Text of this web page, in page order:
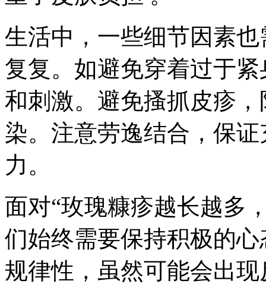
生活中，一些细节因素
复复。如避免穿着过于
和刺激。避免搔抓皮疹
染。注意劳逸结合，保
力。
面对“玫瑰糠疹越长越多
们始终需要保持积极的
规律性，虽然可能会出